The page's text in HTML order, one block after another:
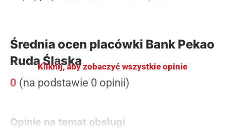
Średnia ocen placówki Bank Pekao
Ruda Śląska
0 (na podstawie 0 opinii)
Opinie na temat obsługi
Kliknij, aby zobaczyć wszystkie opinie